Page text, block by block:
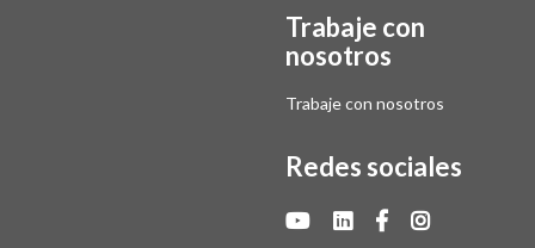
Trabaje con
nosotros
Trabaje con nosotros
Redes sociales